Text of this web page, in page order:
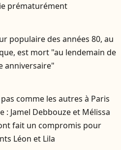
prématurément
populaire des années 80, au
est mort "au lendemain de
anniversaire"
comme les autres à Paris
: Jamel Debbouze et Mélissa
fait un compromis pour
Léon et Lila